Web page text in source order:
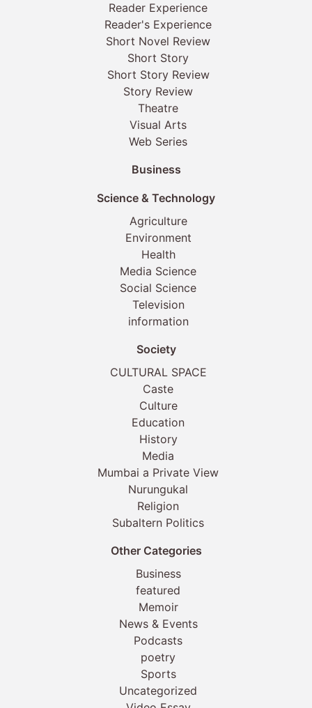
Reader Experience
Reader's Experience
Short Novel Review
Short Story
Short Story Review
Story Review
Theatre
Visual Arts
Web Series
Business
Science & Technology
Agriculture
Environment
Health
Media Science
Social Science
Television
information
Society
CULTURAL SPACE
Caste
Culture
Education
History
Media
Mumbai a Private View
Nurungukal
Religion
Subaltern Politics
Other Categories
Business
featured
Memoir
News & Events
Podcasts
poetry
Sports
Uncategorized